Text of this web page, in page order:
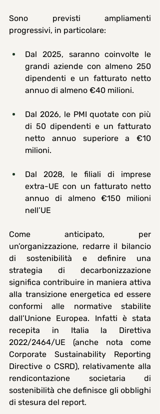
Sono previsti ampliamenti
progressivi, in particolare:
Dal 2025, saranno coinvolte le
grandi aziende con almeno 250
dipendenti e un fatturato netto
annuo di almeno €40 milioni.
Dal 2026, le PMI quotate con più
di 50 dipendenti e un fatturato
netto annuo superiore a €10
milioni.
Dal 2028, le filiali di imprese
extra-UE con un fatturato netto
annuo di almeno €150 milioni
nell’UE
Come anticipato, per
un’organizzazione, ​redarre il bilancio
di sostenibilità e definire una
strategia di decarbonizzazione
significa contribuire in maniera attiva
alla transizione energetica ed essere
conformi alle normative stabilite
dall’Unione Europea. Infatti è stata
recepita in Italia la Direttiva
Corporate Sustainability Reporting
Directive o CSRD), relativamente alla
rendicontazione societaria di
sostenibilità che definisce gli obblighi
di stesura del report.